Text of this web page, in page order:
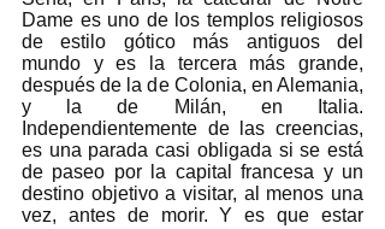
Dame es uno de los templos religiosos
de estilo gótico más antiguos del
mundo y es la tercera más grande,
después de la de Colonia, en Alemania,
y la de Milán, en Italia.
Independientemente de las creencias,
es una parada casi obligada si se está
de paseo por la capital francesa y un
destino objetivo a visitar, al menos una
vez, antes de morir. Y es que estar